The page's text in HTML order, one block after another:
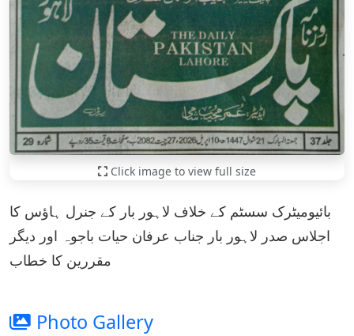
Click image to view full size
بائیومیٹرک سسٹم کے خلاف لاہور بار کے جنرل ہاؤس کا
اجلاس صدر لاہور بار جناب عرفان حیات باجوہ اور دیگر
مقررین کا خطاب
Photo Gallery